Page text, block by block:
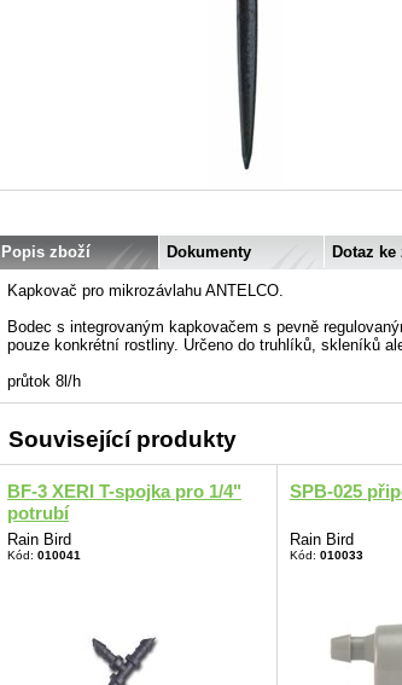
Popis zboží Dokumenty Dotaz ke
Kapkovač pro mikrozávlahu ANTELCO.
Bodec s integrovaným kapkovačem s pevně
pouze konkrétní rostliny. Určeno do truhlíků, skleníků
průtok 8l/h
Související produkty
BF-3 XERI T-spojka pro 1/4"
potrubí
Rain Bird
Kód: 010041
SPB-025
Rain Bird
Kód: 010033